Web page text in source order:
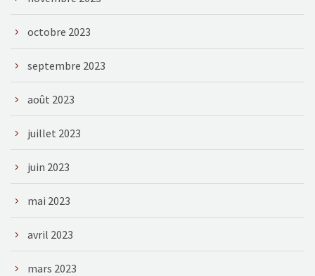
octobre 2023
septembre 2023
août 2023
juillet 2023
juin 2023
mai 2023
avril 2023
mars 2023